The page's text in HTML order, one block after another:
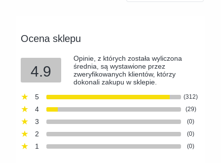
Ocena sklepu
4.9
Opinie, z których została wyliczona
średnia, są wystawione przez
zweryfikowanych klientów, którzy
dokonali zakupu w sklepie.
5
(312)
4 (29)
3 (0)
2 (0)
1 (0)